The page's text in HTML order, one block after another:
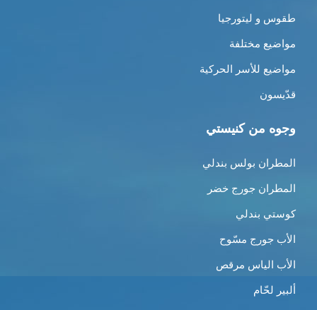
طقوس و ليتورجيا
مواضيع مختلفة
مواضيع للأسر الحركية
قدّيسون
وجوه من كنيستي
المطران بولس بندلي
المطران جورج خضر
كوستي بندلي
الأب جورج مسّوح
الأب الياس مرقص
ألبير لحّام